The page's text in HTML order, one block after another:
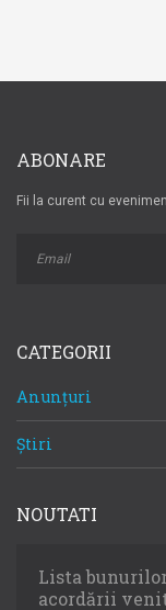
ABONARE
Fii la curent cu
CATEGORII
Anunțuri
Știri
NOUTATI
Lista
acordării